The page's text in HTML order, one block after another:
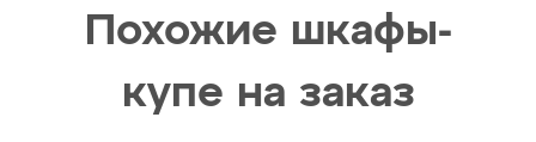
Похожие шкафы-
купе на заказ